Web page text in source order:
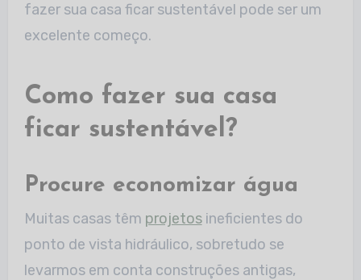
fazer sua casa ficar sustentável pode ser um
excelente começo.
Como fazer sua casa
ficar sustentável?
Procure economizar água
Muitas casas têm projetosineficientes do
ponto de vista hidráulico, sobretudo se
levarmos em conta construções antigas,